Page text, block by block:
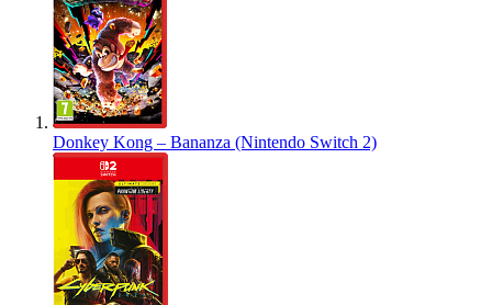
Donkey Kong – Bananza (Nintendo Switch 2)